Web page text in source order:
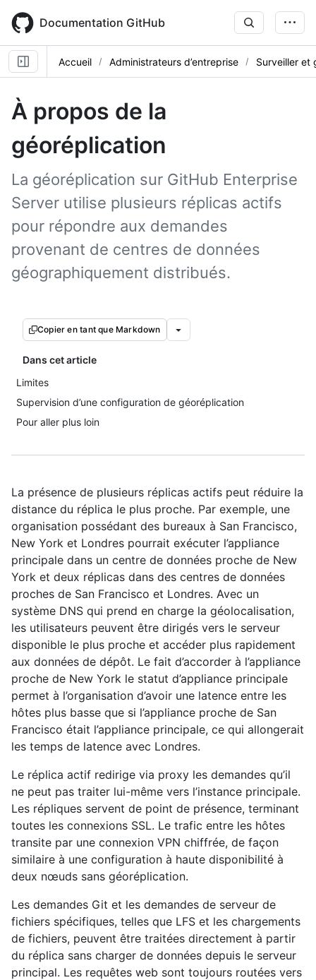
main
content
Documentation GitHub
Accueil Administrateurs d’entreprise Surveiller et
À propos de la
géoréplication
La géoréplication sur GitHub Enterprise
Server utilise plusieurs réplicas actifs
pour répondre aux demandes
provenant de centres de données
géographiquement distribués.
Copier en tant que Markdown
Dans cet article
Limites
Supervision d’une configuration de géoréplication
Pour aller plus loin
La présence de plusieurs réplicas actifs peut réduire la
distance du réplica le plus proche. Par exemple, une
organisation possédant des bureaux à San Francisco,
New York et Londres pourrait exécuter l’appliance
principale dans un centre de données proche de New
York et deux réplicas dans des centres de données
proches de San Francisco et Londres. Avec un
système DNS qui prend en charge la géolocalisation,
les utilisateurs peuvent être dirigés vers le serveur
disponible le plus proche et accéder plus rapidement
aux données de dépôt. Le fait d’accorder à l’appliance
proche de New York le statut d’appliance principale
permet à l’organisation d’avoir une latence entre les
hôtes plus basse que si l’appliance proche de San
Francisco était l’appliance principale, ce qui allongerait
les temps de latence avec Londres.
Le réplica actif redirige via proxy les demandes qu’il
ne peut pas traiter lui-même vers l’instance principale.
Les répliques servent de point de présence, terminant
toutes les connexions SSL. Le trafic entre les hôtes
transite par une connexion VPN chiffrée, de façon
similaire à une configuration à haute disponibilité à
deux nœuds sans géoréplication.
Les demandes Git et les demandes de serveur de
fichiers spécifiques, telles que LFS et les chargements
de fichiers, peuvent être traitées directement à partir
du réplica sans charger de données depuis le serveur
principal. Les requêtes web sont toujours routées vers